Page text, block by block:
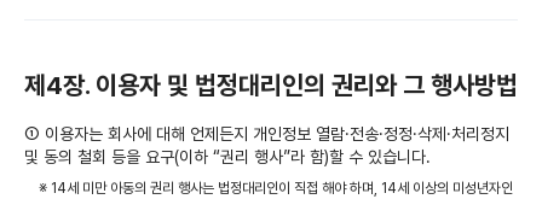
제4장. 이용자 및 법정대리인의 권리와 그 행사방법
① 이용자는 회사에 대해 언제든지 개인정보 열람·전송·정정·삭제·처리정지
및 동의 철회 등을 요구(이하 “권리 행사”라 함)할 수 있습니다.
※ 14세 미만 아동의 권리 행사는 법정대리인이 직접 해야 하며, 14세 이상의 미성년자인